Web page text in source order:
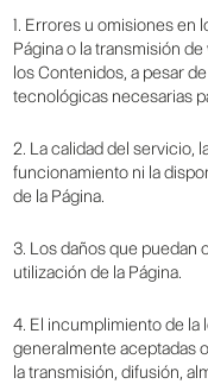
1. Errores u omisiones en
Página o la transmisión
los Contenidos, a pesar
tecnológicas necesarias
2. La calidad del servicio,
funcionamiento ni la
de la Página.
3. Los daños que puedan
utilización de la Página.
4. El incumplimiento de la
generalmente aceptadas
la transmisión, difusión,